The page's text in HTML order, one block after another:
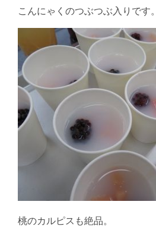
こんにゃくのつぶつぶ入りです。
桃のカルピスも絶品。